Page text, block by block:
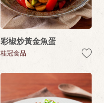
彩椒炒黃金魚蛋
桂冠食品